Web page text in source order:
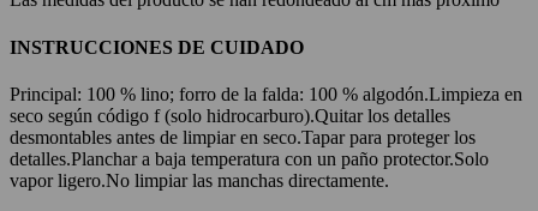
INSTRUCCIONES DE CUIDADO
Principal: 100 % lino; forro de la falda: 100 % algodón.Limpieza en
seco según código f (solo hidrocarburo).Quitar los detalles
desmontables antes de limpiar en seco.Tapar para proteger los
detalles.Planchar a baja temperatura con un paño protector.Solo
vapor ligero.No limpiar las manchas directamente.